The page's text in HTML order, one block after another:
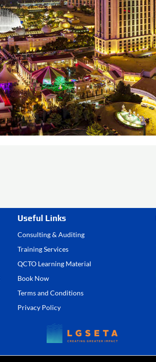
Useful Links
Consulting & Auditing
Training Services
QCTO Learning Material
Book Now
Terms and Conditions
Privacy Policy